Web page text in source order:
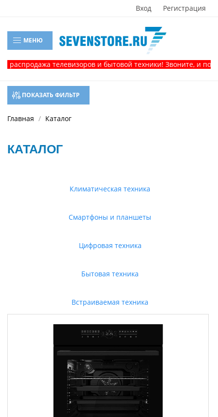
Вход Регистрация
МЕНЮ
телевизоров и бытовой техники! Звоните, и получите
ПОКАЗАТЬ ФИЛЬТР
Главная Каталог
КАТАЛОГ
Климатическая техника
Смартфоны и планшеты
Цифровая техника
Бытовая техника
Встраиваемая техника